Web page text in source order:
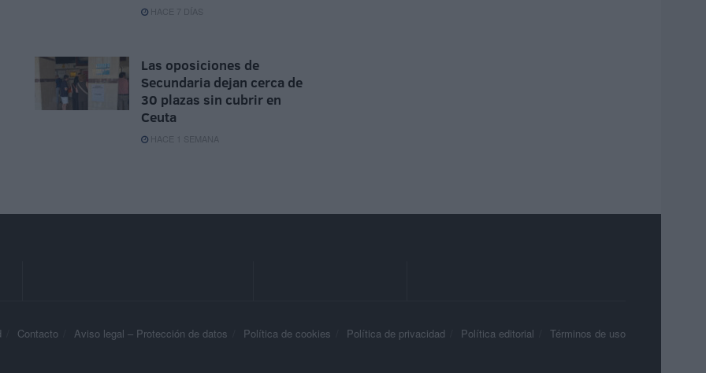
HACE 7 DÍAS
Las oposiciones de
Secundaria dejan cerca de
30 plazas sin cubrir en
Ceuta
HACE 1 SEMANA
Contacto Aviso legal – Protección de datos Política de cookies Política de privacidad Política editorial Términos de uso